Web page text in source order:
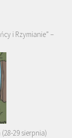
i Rzymianie” –
29 sierpnia)